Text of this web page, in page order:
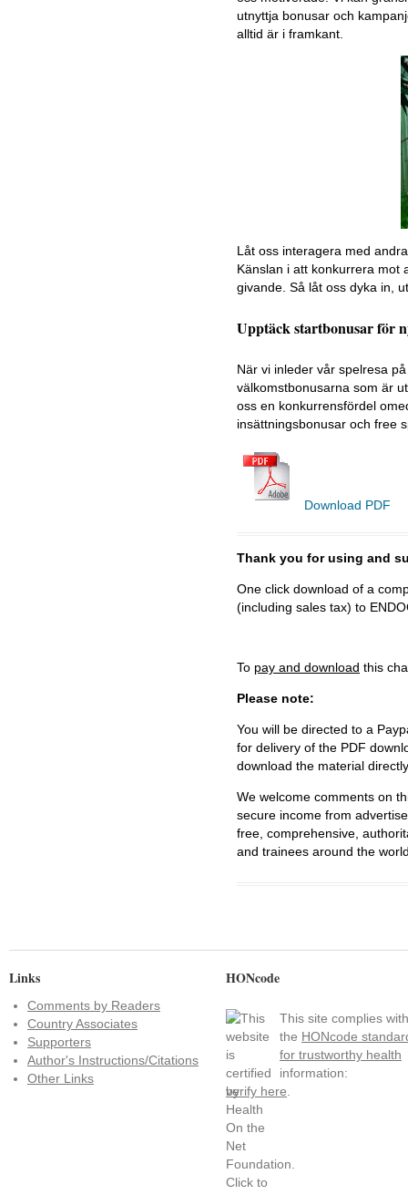
utnyttja bonusar och
alltid är i framkant.
Låt oss interagera med
Känslan i att konkurrera mot
givande. Så låt oss dyka in,
Upptäck startbonusar för
När vi inleder vår spelresa
välkomstbonusarna som är
oss en konkurrensfördel
insättningsbonusar och free
Download PDF
Thank you for using and
One click download of a
(including sales tax) to
To pay and download this
Please note:
You will be directed to a
for delivery of the PDF
download the material
We welcome comments on
secure income from
free, comprehensive,
and trainees around the
Links
Comments by Readers
Country Associates
Supporters
Author's Instructions/Citations
Other Links
HONcode
This site complies with
the HONcode
for trustworthy health
information:
verify here